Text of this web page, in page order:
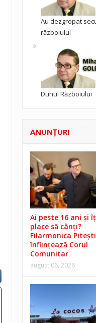
Au dezgropat
războiului
Duhul Războiului
ANUNŢURI
Ai peste 16 ani și
place să cânți?
Filarmonica Pitești
înființează Corul
Comunitar
august 06, 2026